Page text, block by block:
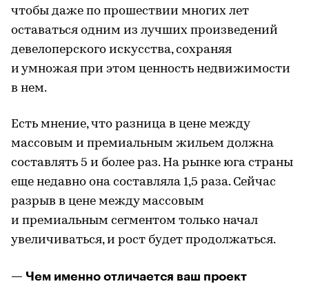
чтобы даже по прошествии многих лет
оставаться одним из лучших произведений
девелоперского искусства, сохраняя
и умножая при этом ценность недвижимости
в нем.
Есть мнение, что разница в цене между
массовым и премиальным жильем должна
составлять 5 и более раз. На рынке юга страны
еще недавно она составляла 1,5 раза. Сейчас
разрыв в цене между массовым
и премиальным сегментом только начал
увеличиваться, и рост будет продолжаться.
— Чем именно отличается ваш проект